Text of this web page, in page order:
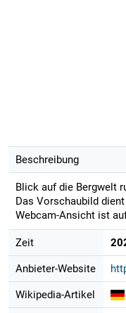
Beschreibung
Blick auf die Bergwelt
Das Vorschaubild
Webcam-Ansicht ist
Zeit
Anbieter-Website
Wikipedia-Artikel